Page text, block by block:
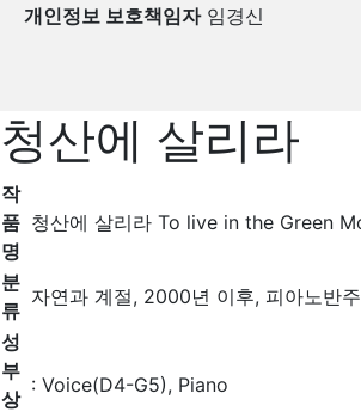
개인정보 보호책임자임경신
청산에 살리라
작
품
명
청산에 살리라 To live in the Green
분
류
자연과 계절, 2000년 이후, 피아노반주
성
부
상
: Voice(D4-G5), Piano